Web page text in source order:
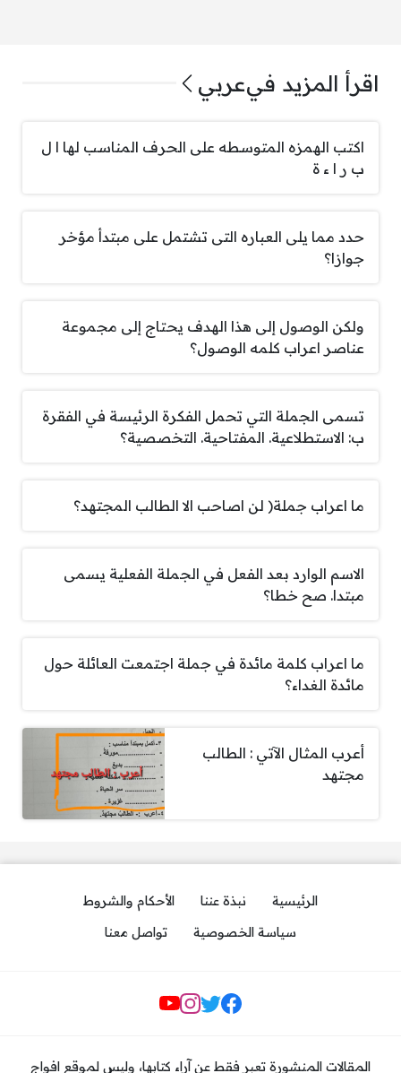
اقرأ المزيد فيعربي
اكتب الهمزه المتوسطه على الحرف المناسب لها ا ل
ب ر ا ء ة
حدد مما يلى العباره التى تشتمل على مبتدأ مؤخر
جوازا؟
ولكن الوصول إلى هذا الهدف يحتاج إلى مجموعة
عناصر اعراب كلمه الوصول؟
تسمى الجملة التي تحمل الفكرة الرئيسة في الفقرة
ب: الاستطلاعية. المفتاحية. التخصصية؟
ما اعراب جملة( لن اصاحب الا الطالب المجتهد؟
الاسم الوارد بعد الفعل في الجملة الفعلية يسمى
مبتدا. صح خطا؟
ما اعراب كلمة مائدة في جملة اجتمعت العائلة حول
مائدة الغداء؟
أعرب المثال الآتي : الطالب
مجتهد
الرئيسية نبذة عننا
الأحكام والشروط
سياسة الخصوصية
تواصل معنا
مواقع التواصل
المقالات المنشورة تعبر فقط عن آراء كتابها، وليس لموقع افواج